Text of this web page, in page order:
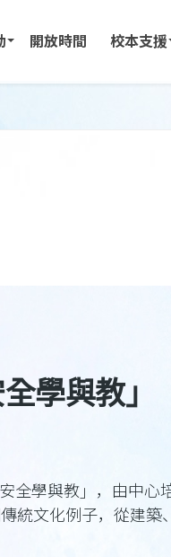
開放時間 校本支援
學與教」
全學與教」，由中心
統文化例子，從建